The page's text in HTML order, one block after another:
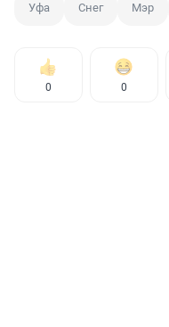
Уфа Снег Мэр
0 0